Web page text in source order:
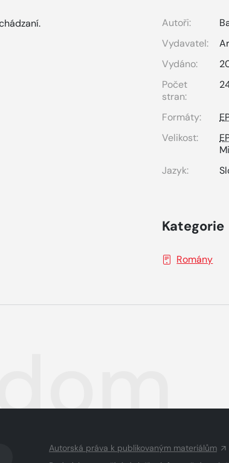
Autoři:
Vydavatel:
Vydáno:
Počet
stran:
Formáty:
Velikost:
Jazyk:
Kategorie
Romány
Autorská práva k publikovaným materiálům